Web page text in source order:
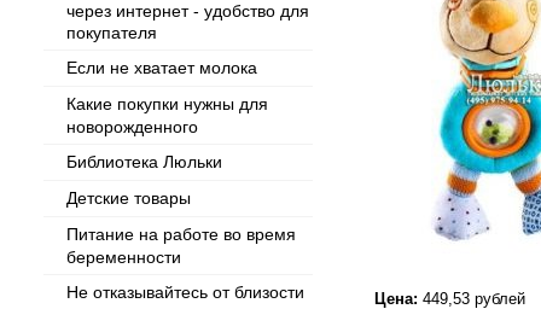
через интернет - удобство для
покупателя
Если не хватает молока
Какие покупки нужны для
новорожденного
Библиотека Люльки
Детские товары
Питание на работе во время
беременности
Не отказывайтесь от близости
Цена: 449,53 рублей